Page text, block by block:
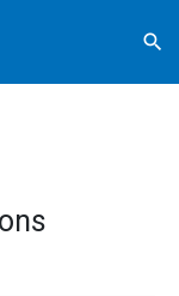
search